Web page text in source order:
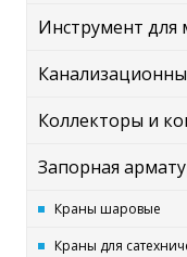
Инструмент для
Коллекторы и
Запорная
Краны шаровые
Краны для